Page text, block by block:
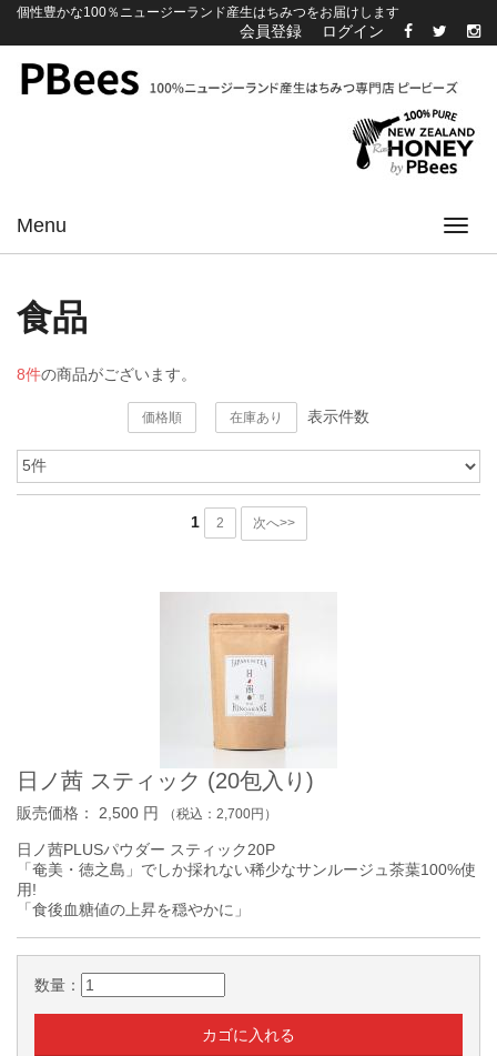
個性豊かな100％ニュージーランド産生はちみつをお届けします
会員登録 ログイン
Menu
食品
8件の商品がございます。
価格順 在庫あり 表示件数
1 2 次へ>>
日ノ茜 スティック (20包入り)
販売価格： 2,500 円 （税込： 2,700円）
日ノ茜PLUSパウダー スティック20P
「奄美・徳之島」でしか採れない稀少なサンルージュ茶葉100%使
用!
「食後血糖値の上昇を穏やかに」
数量：